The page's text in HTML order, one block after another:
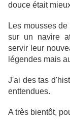
douce était
Les mousses
sur un navire
servir leur
légendes mais
J'ai des tas
enttendues.
A très bientôt,